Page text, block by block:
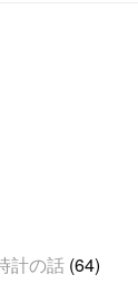
計の話 (64)